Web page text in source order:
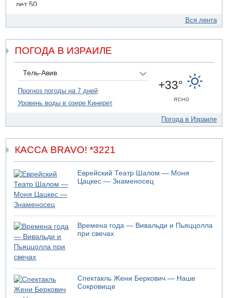
лет 50
Сын экс-депутата от партии ШАС арестован за
09.08.2026 19:36
16-летний подросток разбился насмерть при падении
09.08.2026 19:13
16-летний подросток упал со скалы в районе пещеры
Кешет (Верхняя Галилея)
Двое погибших при столкновении автомобилей на 1
Вся лента
ПОГОДА В ИЗРАИЛЕ
Тель-Авив
Прогноз погоды на 7 дней
Уровень воды в озере Кинерет
+33°
ясно
Погода в Израиле
КАССА BRAVO! *3221
Еврейский Театр Шалом — Моня
Цацкес — Знаменосец
Времена года — Вивальди и Пьяццолла
при свечах
Спектакль Жени Беркович — Наше
Сокровище